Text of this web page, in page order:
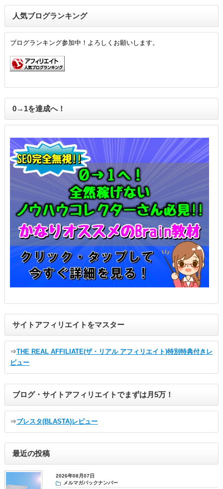
人気ブログランキング
ブログランキング参加中！よろしくお願いします。
0→1を達成へ！
サイトアフィリエイトをマスター
⇒THE REAL AFFILIATE(ザ・リアル アフィリエイト)特別特典付きレ
ビュー
ブログ・サイトアフィリエイトでまずは月5万！
⇒ブレスタ(BLASTA)レビュー
最近の投稿
2026年08月07日
メルマガバックナンバー